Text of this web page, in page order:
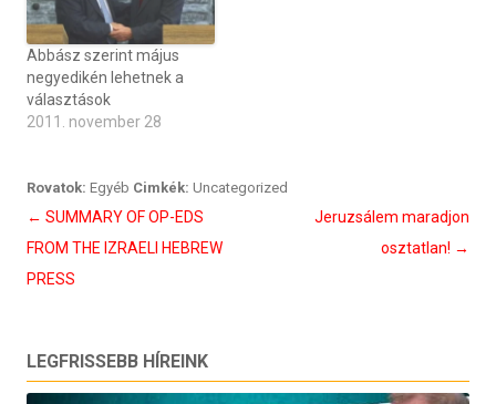
Abbász szerint május
negyedikén lehetnek a
választások
2011. november 28
Rovatok: Egyéb Cimkék: Uncategorized
Bejegyzés
navigáció
← SUMMARY OF OP-EDS
FROM THE IZRAELI HEBREW
PRESS
Jeruzsálem maradjon
osztatlan! →
LEGFRISSEBB HÍREINK